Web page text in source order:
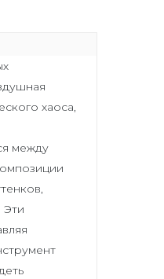
хаоса,
между
Эти